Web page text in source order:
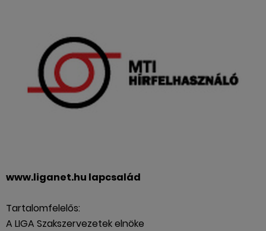
www.liganet.hu lapcsalád
Tartalomfelelős:
A LIGA Szakszervezetek elnöke